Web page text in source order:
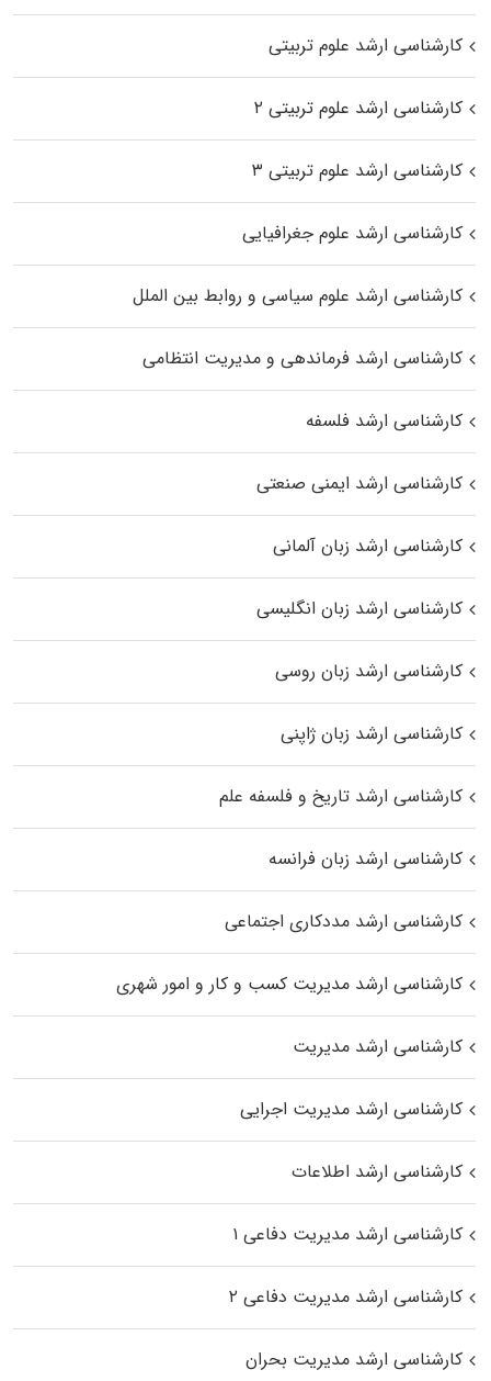
کارشناسی ارشد علوم تربیتی
کارشناسی ارشد علوم تربیتی ۲
کارشناسی ارشد علوم تربیتی ۳
کارشناسی ارشد علوم جغرافیایی
کارشناسی ارشد علوم سیاسی و روابط بین الملل
کارشناسی ارشد فرماندهی و مدیریت انتظامی
کارشناسی ارشد فلسفه
کارشناسی ارشد ایمنی صنعتی
کارشناسی ارشد زبان آلمانی
کارشناسی ارشد زبان انگلیسی
کارشناسی ارشد زبان روسی
کارشناسی ارشد زبان ژاپنی
کارشناسی ارشد تاریخ و فلسفه علم
کارشناسی ارشد زبان فرانسه
کارشناسی ارشد مددکاری اجتماعی
کارشناسی ارشد مدیریت کسب و کار و امور شهری
کارشناسی ارشد مدیریت
کارشناسی ارشد مدیریت اجرایی
کارشناسی ارشد اطلاعات
کارشناسی ارشد مدیریت دفاعی ۱
کارشناسی ارشد مدیریت دفاعی ۲
کارشناسی ارشد مدیریت بحران